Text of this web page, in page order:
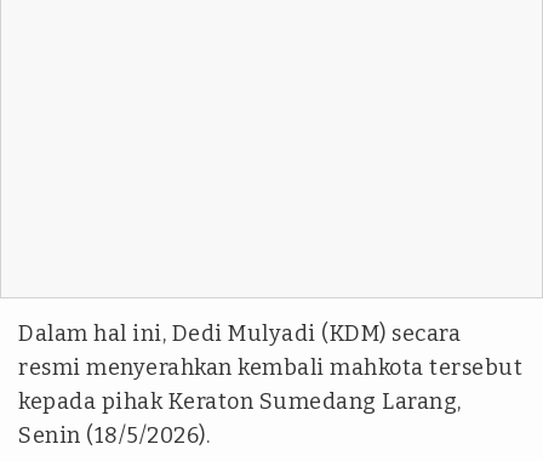
Dalam hal ini, Dedi Mulyadi (KDM) secara
resmi menyerahkan kembali mahkota tersebut
kepada pihak Keraton Sumedang Larang,
Senin (18/5/2026).